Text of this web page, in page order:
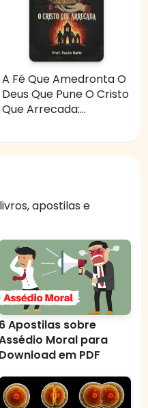
A Fé Que Amedronta O
Deus Que Pune O Cristo
Que Arrecada:...
apostilas e
6 Apostilas sobre
Moral para
Download em PDF